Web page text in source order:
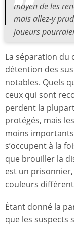
moyen de les
mais allez-y
joueurs
La séparation du
détention des
notables. Quels
ceux qui sont
perdent la
protégés, mais
moins
s’occupent à la
que brouiller la
est un
couleurs
Étant donné la
que les suspects